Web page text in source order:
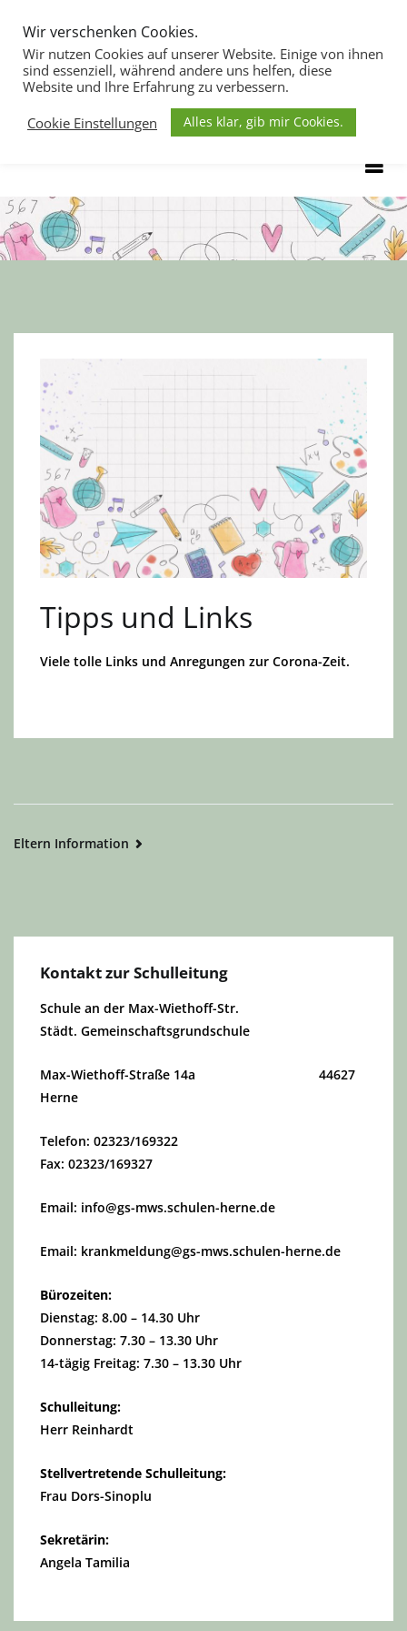
Inhalt
springen
Tipps und Links
Viele tolle Links und Anregungen zur Corona-Zeit.
Beitrags-
Eltern Information
Kontakt zur Schulleitung
Schule an der Max-Wiethoff-Str.
Städt. Gemeinschaftsgrundschule
Max-Wiethoff-Straße 14a 44627
Herne
Telefon: 02323/169322
Fax: 02323/169327
Email: info@gs-mws.schulen-herne.de
Email: krankmeldung@gs-mws.schulen-herne.de
Bürozeiten:
Dienstag: 8.00 – 14.30 Uhr
Donnerstag: 7.30 – 13.30 Uhr
14-tägig Freitag: 7.30 – 13.30 Uhr
Schulleitung:
Herr Reinhardt
Stellvertretende Schulleitung:
Frau Dors-Sinoplu
Sekretärin:
Angela Tamilia
Wir verschenken Cookies.
Wir nutzen Cookies auf unserer Website. Einige von ihnen
sind essenziell, während andere uns helfen, diese
Website und Ihre Erfahrung zu verbessern.
Cookie Einstellungen
Alles klar, gib mir Cookies.